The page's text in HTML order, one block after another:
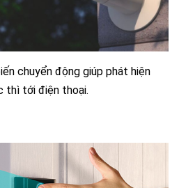
chuyển động giúp phát hiện
thì tới điện thoại.